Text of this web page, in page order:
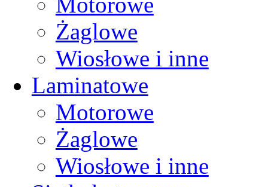
Żaglowe
Wiosłowe i inne
Laminatowe
Motorowe
Żaglowe
Wiosłowe i inne